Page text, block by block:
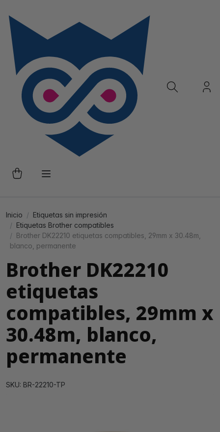
Inicio
Etiquetas sin impresión
Etiquetas Brother compatibles
Brother DK22210 etiquetas compatibles, 29mm x 30.48m,
blanco, permanente
Brother DK22210
etiquetas
compatibles, 29mm x
30.48m, blanco,
permanente
SKU: BR-22210-TP